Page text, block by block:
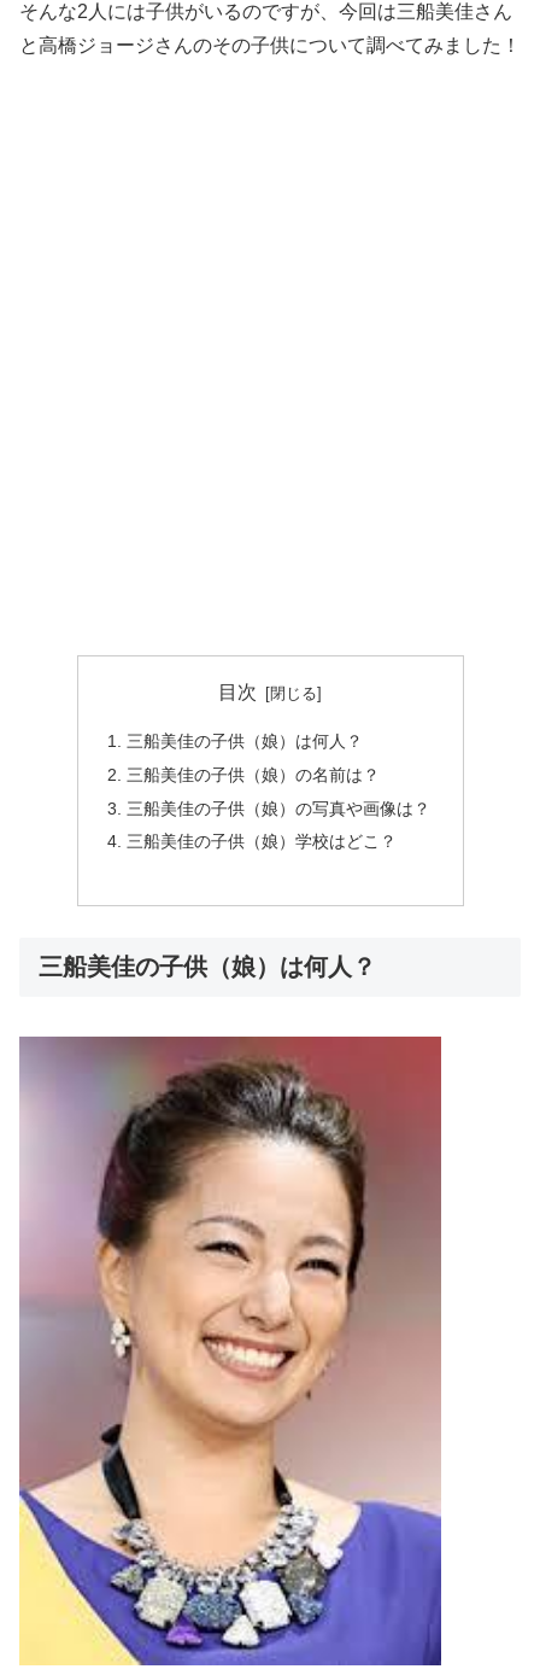
そんな2人には子供がいるのですが、今回は三船美佳さん
と高橋ジョージさんのその子供について調べてみました！
目次
三船美佳の子供（娘）は何人？
三船美佳の子供（娘）の名前は？
三船美佳の子供（娘）の写真や画像は？
三船美佳の子供（娘）学校はどこ？
三船美佳の子供（娘）は何人？